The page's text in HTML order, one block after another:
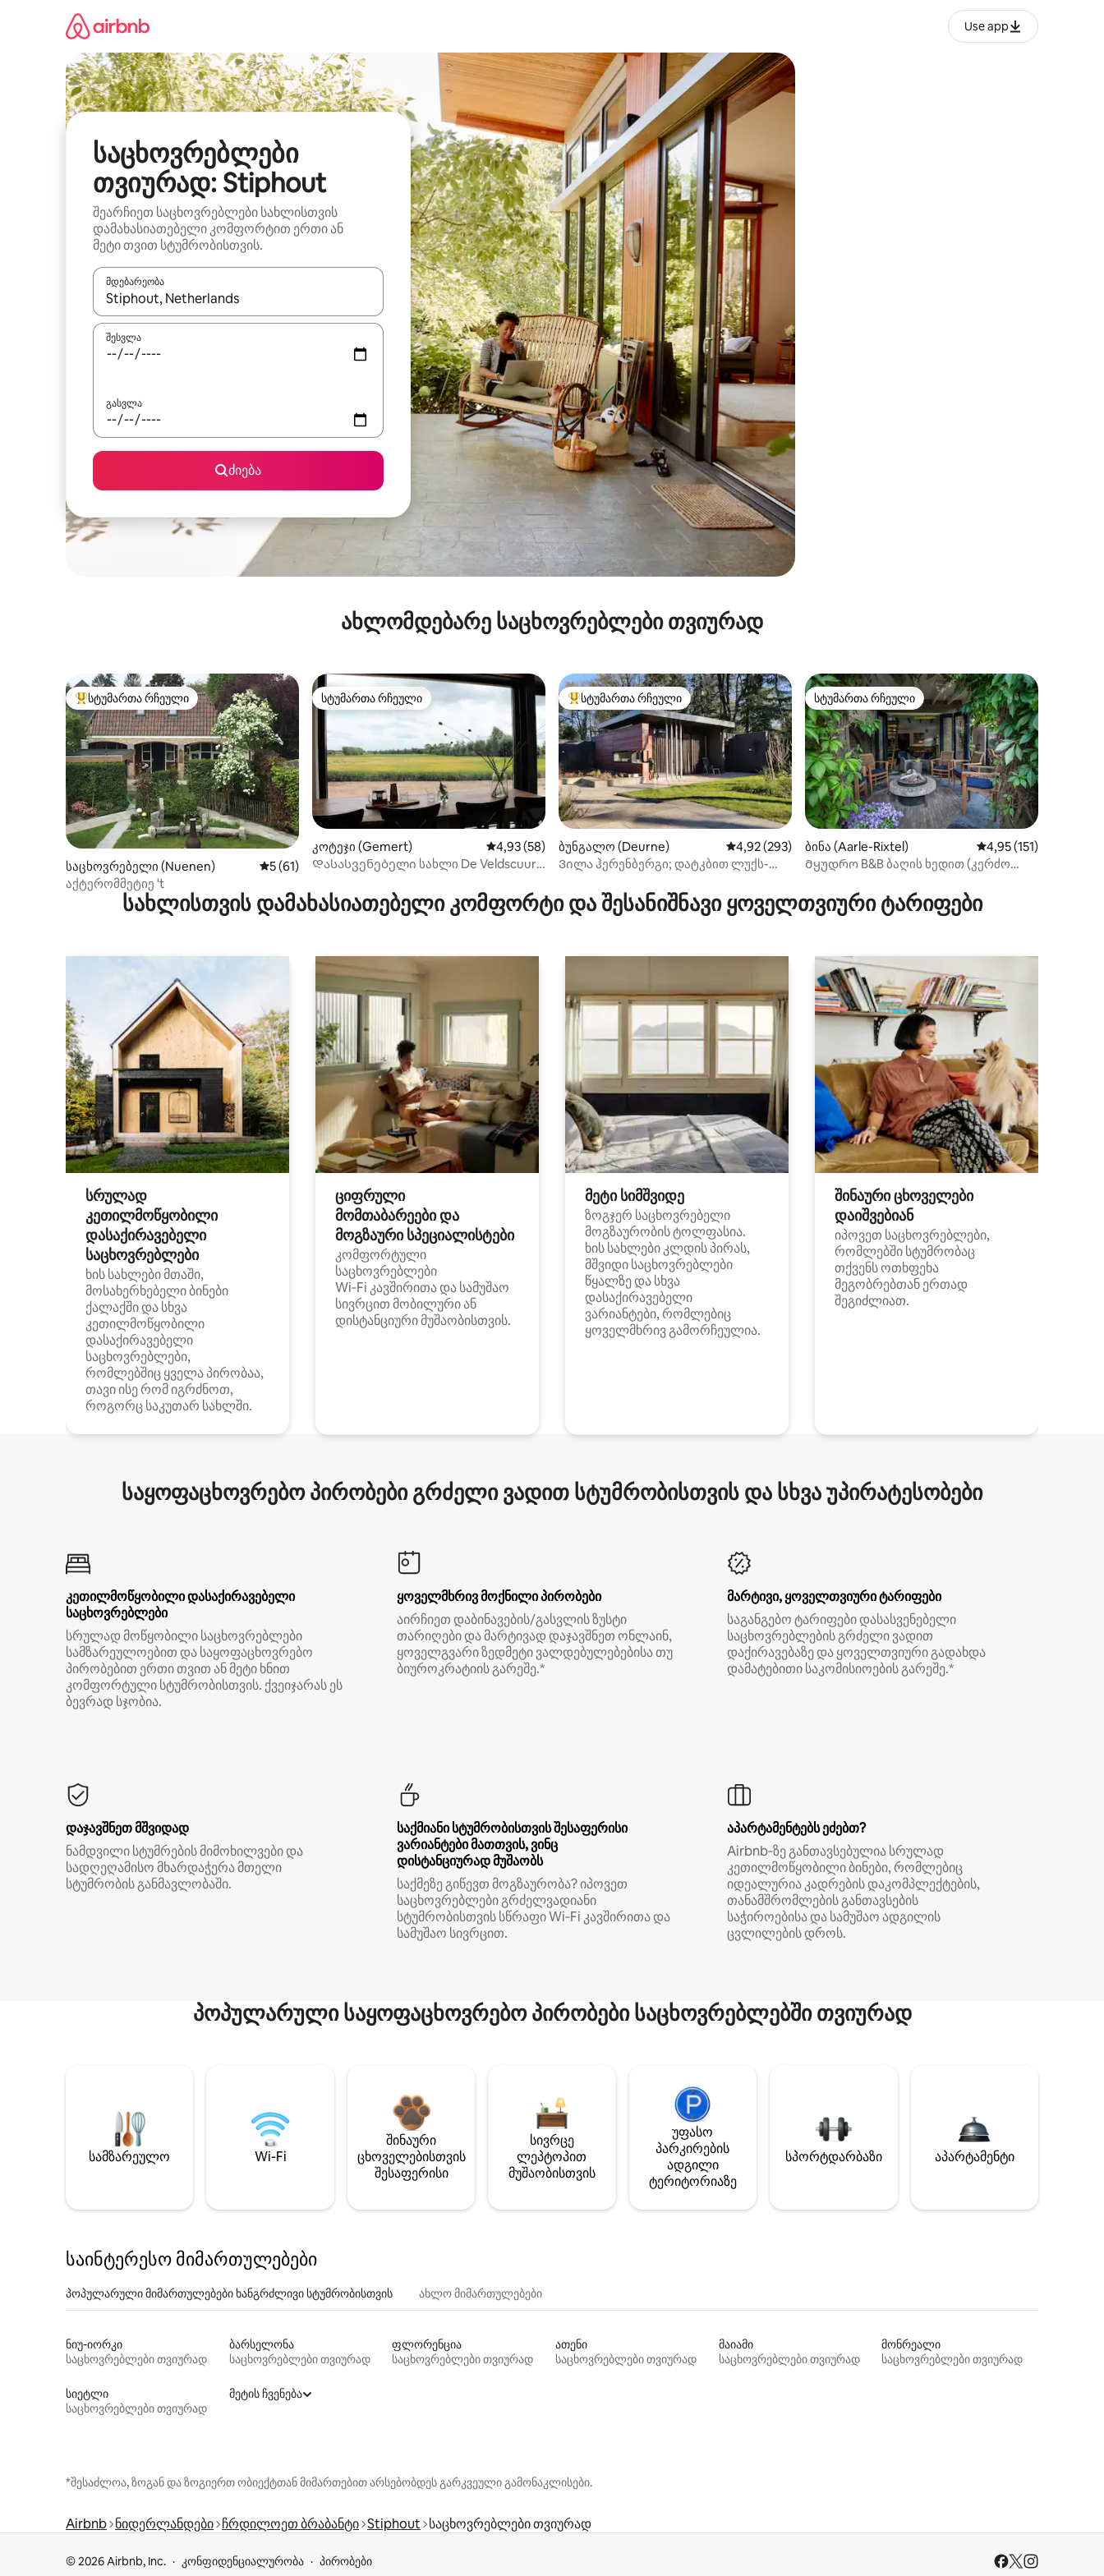
Use app
საცხოვრებლები
თვიურად: Stiphout
შეარჩიეთ საცხოვრებლები სახლისთვის
დამახასიათებელი კომფორტით ერთი ან
მეტი თვით სტუმრობისთვის.
მდებარეობა
როცა შედეგები ხელმისაწვდომი გახდება, ნავიგაციისთვის გამოიყენეთ კლავიშები ზემოთ/ქვემოთ მიმართული ისრებით ან შეხებისა თუ თითის გასმის ჟესტები.
შესვლა
გასვლა
ძიება
ახლომდებარე საცხოვრებლები თვიურად
სტუმართა რჩეული მოწინავე ვარიანტი
სტუმართა რჩეული
საცხოვრებელი (Nuenen) საშუალო შეფასებაა 5‑დან 5, 61 მიმოხილვა
5 (61)
აქტერომმეტიე 't
სტუმართა რჩეული
სტუმართა რჩეული
კოტეჯი (Gemert) საშუალო შეფასებაა 5‑დან 4,93, 58 მიმოხილვა
4,93 (58)
Დასასვენებელი სახლი De Veldscuur
სტუმართა რჩეული მოწინავე ვარიანტი
სტუმართა რჩეული
ბუნგალო (Deurne) საშუალო შეფასებაა 5‑დან 4,92, 293 მიმოხილვა
4,92 (293)
Ვილა ჰერენბერგი; დატკბით ლუქს-
სტუმართა რჩეული
სტუმართა რჩეული
ბინა (Aarle-Rixtel) საშუალო შეფასებაა
4,95 (151)
Მყუდრო B&B ბაღის ხედით (კერძო
სახლისთვის დამახასიათებელი კომფორტი და შესანიშნავი ყოველთვიური ტარიფები
სრულად
კეთილმოწყობილი
დასაქირავებელი
საცხოვრებლები
ხის სახლები მთაში,
მოსახერხებელი ბინები
ქალაქში და სხვა
კეთილმოწყობილი
დასაქირავებელი
საცხოვრებლები,
რომლებშიც ყველა პირობაა,
თავი ისე რომ იგრძნოთ,
როგორც საკუთარ სახლში.
ციფრული
მომთაბარეები და
მოგზაური სპეციალისტები
კომფორტული
საცხოვრებლები
Wi‑Fi კავშირითა და სამუშაო
სივრცით მობილური ან
დისტანციური მუშაობისთვის.
მეტი სიმშვიდე
ზოგჯერ საცხოვრებელი
მოგზაურობის ტოლფასია.
ხის სახლები კლდის პირას,
მშვიდი საცხოვრებლები
წყალზე და სხვა
დასაქირავებელი
ვარიანტები, რომლებიც
ყოველმხრივ გამორჩეულია.
შინაური ცხოველები
დაიშვებიან
იპოვეთ საცხოვრებლები,
რომლებში სტუმრობაც
თქვენს ოთხფეხა
მეგობრებთან ერთად
შეგიძლიათ.
საყოფაცხოვრებო პირობები გრძელი ვადით სტუმრობისთვის და სხვა უპირატესობები
კეთილმოწყობილი დასაქირავებელი
საცხოვრებლები
სრულად მოწყობილი საცხოვრებლები
სამზარეულოებით და საყოფაცხოვრებო
პირობებით ერთი თვით ან მეტი ხნით
კომფორტული სტუმრობისთვის. ქვეიჯარას ეს
ბევრად სჯობია.
ყოველმხრივ მოქნილი პირობები
აირჩიეთ დაბინავების/გასვლის ზუსტი
თარიღები და მარტივად დაჯავშნეთ ონლაინ,
ყოველგვარი ზედმეტი ვალდებულებებისა თუ
ბიუროკრატიის გარეშე.*
მარტივი, ყოველთვიური ტარიფები
საგანგებო ტარიფები დასასვენებელი
საცხოვრებლების გრძელი ვადით
დაქირავებაზე და ყოველთვიური გადახდა
დამატებითი საკომისიოების გარეშე.*
დაჯავშნეთ მშვიდად
ნამდვილი სტუმრების მიმოხილვები და
სადღეღამისო მხარდაჭერა მთელი
სტუმრობის განმავლობაში.
საქმიანი სტუმრობისთვის შესაფერისი
ვარიანტები მათთვის, ვინც
დისტანციურად მუშაობს
საქმეზე გიწევთ მოგზაურობა? იპოვეთ
საცხოვრებლები გრძელვადიანი
სტუმრობისთვის სწრაფი Wi‑Fi კავშირითა და
სამუშაო სივრცით.
აპარტამენტებს ეძებთ?
Airbnb‑ზე განთავსებულია სრულად
კეთილმოწყობილი ბინები, რომლებიც
იდეალურია კადრების დაკომპლექტების,
თანამშრომლების განთავსების
საჭიროებისა და სამუშაო ადგილის
ცვლილების დროს.
პოპულარული საყოფაცხოვრებო პირობები საცხოვრებლებში თვიურად
სამზარეულო Wi-Fi
შინაური
ცხოველებისთვის
შესაფერისი
სივრცე
ლეპტოპით
მუშაობისთვის
უფასო
პარკირების
ადგილი
ტერიტორიაზე
სპორტდარბაზი აპარტამენტი
საინტერესო მიმართულებები
პოპულარული მიმართულებები ხანგრძლივი სტუმრობისთვის ახლო მიმართულებები
ნიუ-იორკი
საცხოვრებლები თვიურად
ბარსელონა
საცხოვრებლები თვიურად
ფლორენცია
საცხოვრებლები თვიურად
ათენი
საცხოვრებლები თვიურად
მაიამი
საცხოვრებლები თვიურად
მონრეალი
საცხოვრებლები თვიურად
სიეტლი
საცხოვრებლები თვიურად
მეტის ჩვენება
*შესაძლოა, ზოგან და ზოგიერთ ობიექტთან მიმართებით არსებობდეს გარკვეული გამონაკლისები.
Airbnb ნიდერლანდები ჩრდილოეთ ბრაბანტი Stiphout საცხოვრებლები თვიურად
© 2026 Airbnb, Inc. კონფიდენციალურობა პირობები